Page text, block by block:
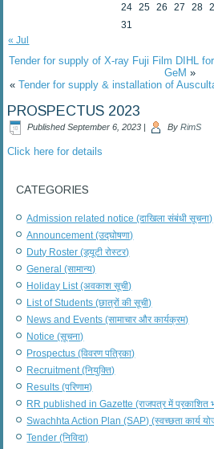
24 25 26 27 28
31
« Jul
Tender for supply of X-ray Fuji Film DIHL
GeM »
« Tender for supply & installation of
PROSPECTUS 2023
Published September 6, 2023 | By RimS
Click here for details
CATEGORIES
Admission related notice (दाखिला संबंधी सूचना)
Announcement (उद्घोषणा)
Duty Roster (ड्यूटी रोस्टर)
General (सामान्य)
Holiday List (अवकाश सूची)
List of Students (छात्रों की सूची)
News and Events (सामाचार और कार्यक्रम)
Notice (सूचना)
Prospectus (विवरण पत्रिका)
Recruitment (नियुक्ति)
Results (परिणाम)
RR published in Gazette (राजपत्र में प्रकाशित
Swachhta Action Plan (SAP) (स्वच्छता कार्य
Tender (निविदा)